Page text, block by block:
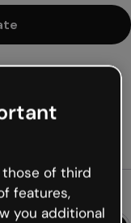
those of third
features,
you additional